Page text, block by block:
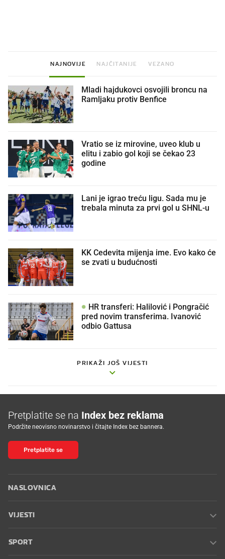
NAJNOVIJE NAJČITANIJE VEZANO
Mladi hajdukovci osvojili broncu na
Ramljaku protiv Benfice
Vratio se iz mirovine, uveo klub u
elitu i zabio gol koji se čekao 23
godine
Lani je igrao treću ligu. Sada mu je
trebala minuta za prvi gol u SHNL-u
KK Cedevita mijenja ime. Evo kako će
se zvati u budućnosti
HR transferi: Halilović i Pongračić
pred novim transferima. Ivanović
odbio Gattusa
PRIKAŽI JOŠ VIJESTI
Pretplatite se na Index bez reklama
Podržite neovisno novinarstvo i čitajte Index bez bannera.
Pretplatite se
NASLOVNICA
VIJESTI
SPORT